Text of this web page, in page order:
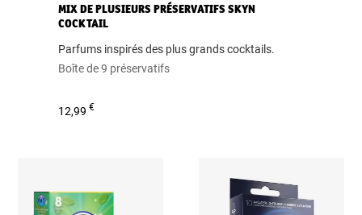
MIX DE PLUSIEURS PRÉSERVATIFS SKYN
COCKTAIL
Parfums inspirés des plus grands cocktails.
Boîte de 9 préservatifs
12,99€